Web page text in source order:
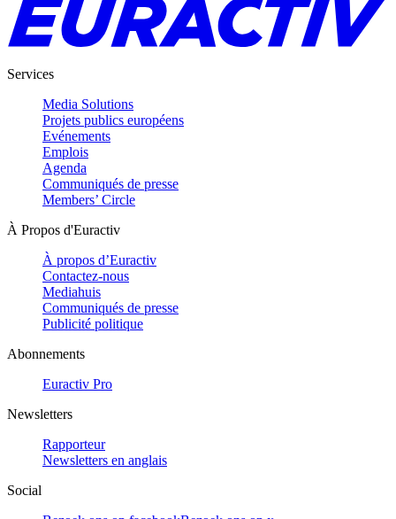
Services
Media Solutions
Projets publics européens
Evénements
Emplois
Agenda
Communiqués de presse
Members’ Circle
À Propos d'Euractiv
À propos d’Euractiv
Contactez-nous
Mediahuis
Communiqués de presse
Publicité politique
Abonnements
Euractiv Pro
Newsletters
Rapporteur
Newsletters en anglais
Social